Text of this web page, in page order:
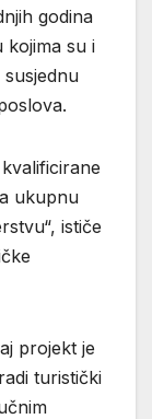
godina
kojima su i
ukupnu
ističe
projekt je
turistički